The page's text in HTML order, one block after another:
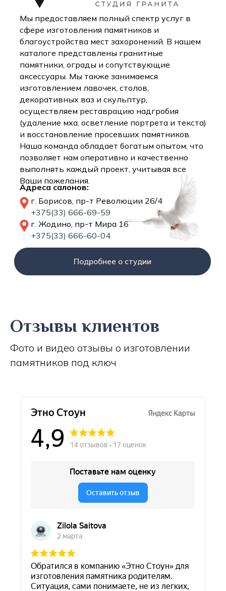
Мы предоставляем полный спектр услуг в
сфере изготовления памятников и
благоустройства мест захоронений. В нашем
каталоге представлены гранитные
памятники, ограды и сопутствующие
аксессуары. Мы также занимаемся
изготовлением лавочек, столов,
декоративных ваз и скульптур,
осуществляем реставрацию надгробия
(удаление мха, осветление портрета и текста)
и восстановление просевших памятников.
Наша команда обладает богатым опытом, что
позволяет нам оперативно и качественно
выполнять каждый проект, учитывая все
Ваши пожелания.
Адреса салонов:
г. Борисов, пр-т Революции 26/4
+375(33) 666-69-59
г. Жодино, пр-т Мира 16
+375(33) 666-60-04
Подробнее о студии
Отзывы клиентов
Фото и видео отзывы о изготовлении
памятников под ключ